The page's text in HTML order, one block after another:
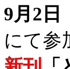
9月2日
にて参